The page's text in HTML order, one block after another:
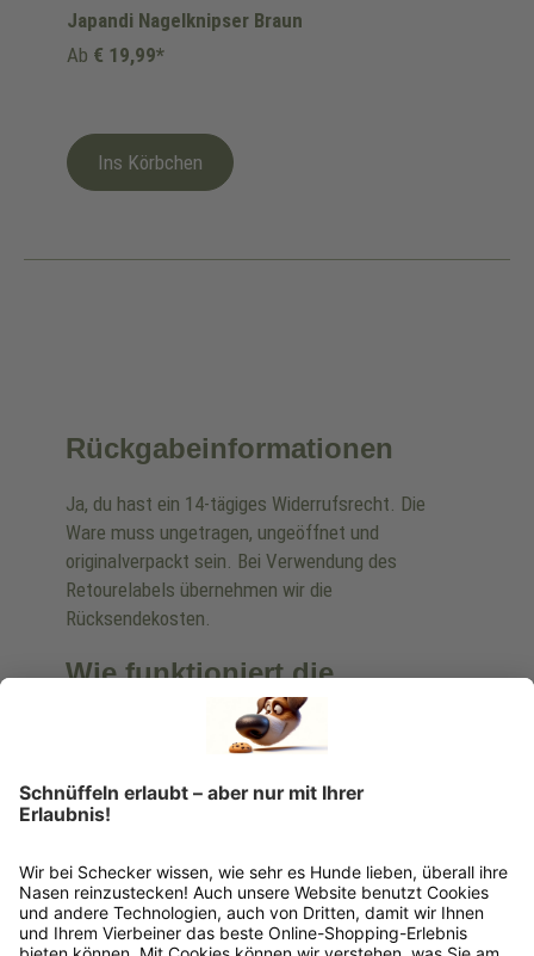
Japandi Nagelknipser Braun
Ab € 19,99*
Ins Körbchen
Rückgabeinformationen
Ja, du hast ein 14-tägiges Widerrufsrecht. Die
Ware muss ungetragen, ungeöffnet und
originalverpackt sein. Bei Verwendung des
Retourelabels übernehmen wir die
Rücksendekosten.
Wie funktioniert die
Rücksendung?
findest du online. Verpacke die Artikel
anschließend sicher und klebe das
dir in deinem Kundenkonto anfordern. Hast du als
Gast bestellt, schreibe uns eine Email an
verkauf@schecker.de oder rufe zu unseren